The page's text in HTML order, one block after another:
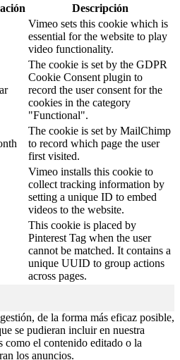
Descripción
Vimeo sets this cookie which is
essential for the website to play
video functionality.
The cookie is set by the GDPR
Cookie Consent plugin to
record the user consent for the
cookies in the category
"Functional".
The cookie is set by MailChimp
to record which page the user
first visited.
Vimeo installs this cookie to
collect tracking information by
setting a unique ID to embed
videos to the website.
This cookie is placed by
Pinterest Tag when the user
cannot be matched. It contains a
unique UUID to group actions
across pages.
de la forma más eficaz posible,
se pudieran incluir en nuestra
como el contenido editado o la
los anuncios.